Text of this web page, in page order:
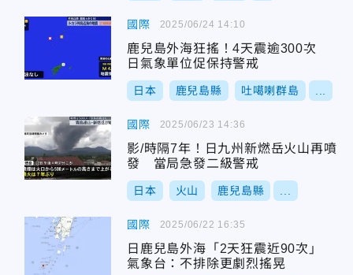
國際
鹿兒島外海狂搖！4天震逾300次
日氣象單位促保持警戒
日本 鹿兒島縣 吐噶喇群島
2025/06/24 14:10
國際
影/時隔7年！日九州新燃岳火山再噴
發 當局急發二級警戒
日本 火山 鹿兒島縣
2025/06/23 14:36
國際
日鹿兒島外海「2天狂震近90次」
氣象台：不排除更劇烈搖晃
2025/06/22 16:35